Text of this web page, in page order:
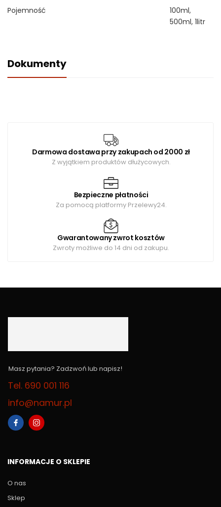
Pojemność
100ml,
500ml, 1litr
Dokumenty
Darmowa dostawa przy zakupach od 2000 zł
Z wyjątkiem produktów dłużycowych.
Bezpieczne płatności
Za pomocą platformy Przelewy24.
Gwarantowany zwrot kosztów
Zwroty możliwe do 14 dni od zakupu.
Masz pytania? Zadzwoń lub napisz!
Tel. 690 001 116
info@namur.pl
INFORMACJE O SKLEPIE
O nas
Sklep